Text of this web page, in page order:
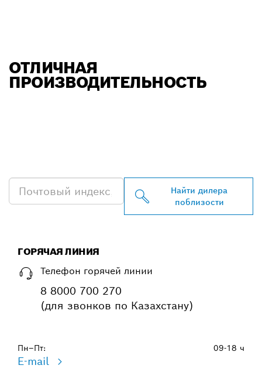
ОТЛИЧНАЯ
ПРОИЗВОДИТЕЛЬНОСТЬ
Найти дилера
поблизости
ГОРЯЧАЯ ЛИНИЯ
Телефон горячей линии
8 8000 700 270
(для звонков по Казахстану)
Пн–Пт: 09-18 ч
E-mail